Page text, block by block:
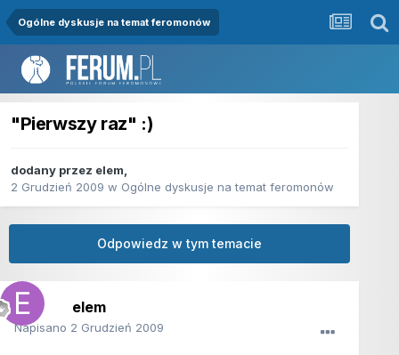
Ogólne dyskusje na temat feromonów
"Pierwszy raz" :)
dodany przez elem,
2 Grudzień 2009 w Ogólne dyskusje na temat feromonów
Odpowiedz w tym temacie
elem
Napisano 2 Grudzień 2009